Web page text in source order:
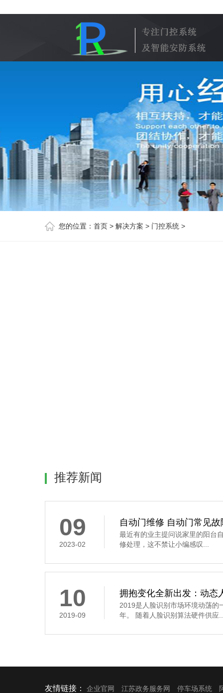
您的位置： 首页 > 解决方案 > 门控系统 >
推荐新闻
09
2023-02
自动门维修 自动门常见
最近有的业主提问说家里的阳台
修处理，这不禁让小编感叹...
10
2019-09
拥抱变化全新出发：动态
2019是人脸识别市场环境动荡的
年。 随着人脸识别算法硬件供应
友情链接： 企业官网 江苏政务服务网 停车场系统